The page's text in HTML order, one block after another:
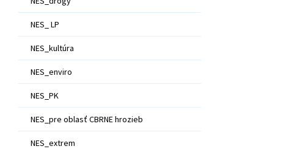
NES_ LP
NES_kultúra
NES_enviro
NES_PK
NES_pre oblasť CBRNE hrozieb
NES_extrem